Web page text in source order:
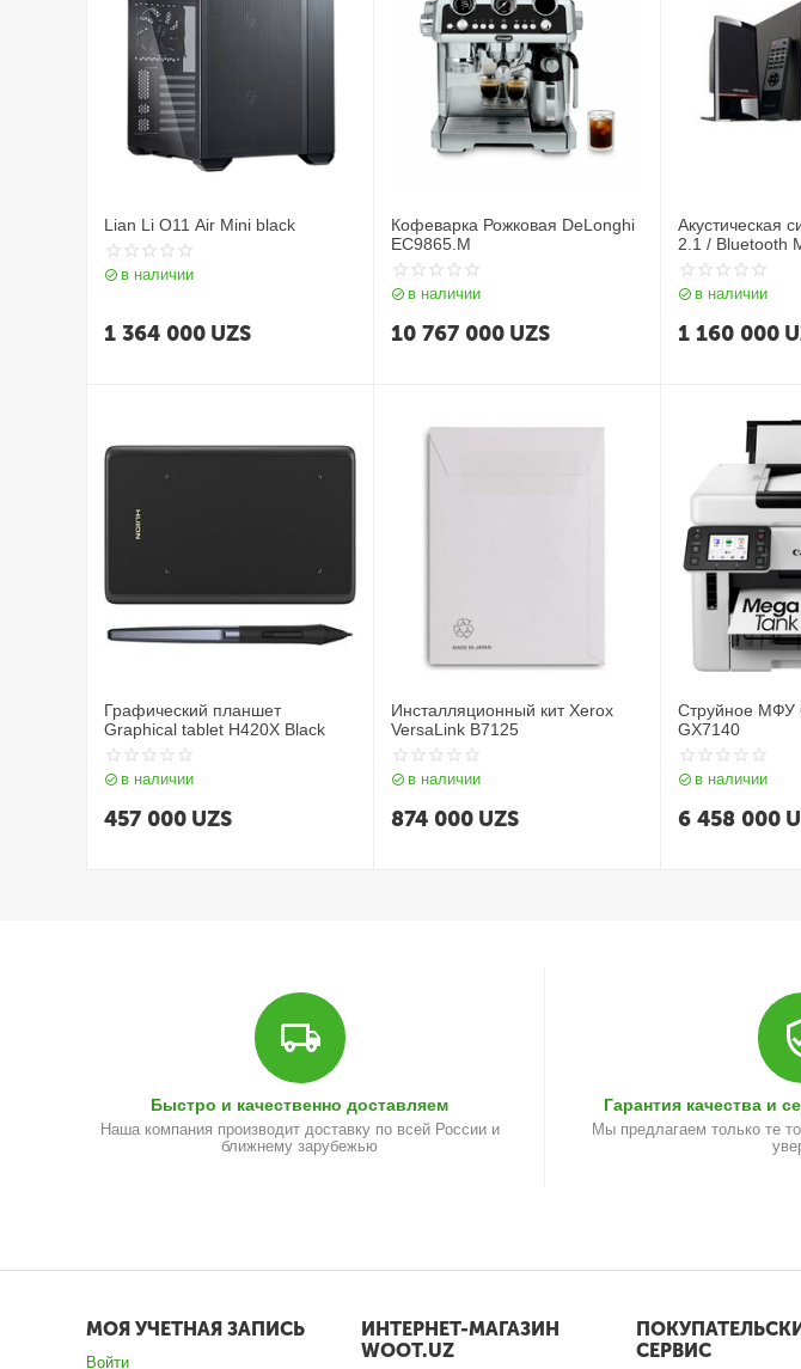
Lian Li O11 Air Mini black
в наличии
1 364 000 UZS
Кофеварка Рожковая DeLonghi
EC9865.M
в наличии
10 767 000 UZS
Акустическая
2.1 / Bluetooth
в наличии
1 160 000
Графический планшет
Graphical tablet H420X Black
в наличии
457 000 UZS
Инсталляционный кит Xerox
VersaLink B7125
в наличии
874 000 UZS
Струйное МФУ
GX7140
в наличии
6 458 000
Быстро и качественно доставляем
Наша компания производит доставку по всей России и
ближнему зарубежью
Гарантия качества и
Мы предлагаем только те
МОЯ УЧЕТНАЯ ЗАПИСЬ
Войти
ИНТЕРНЕТ-МАГАЗИН
WOOT.UZ
СЕРВИС